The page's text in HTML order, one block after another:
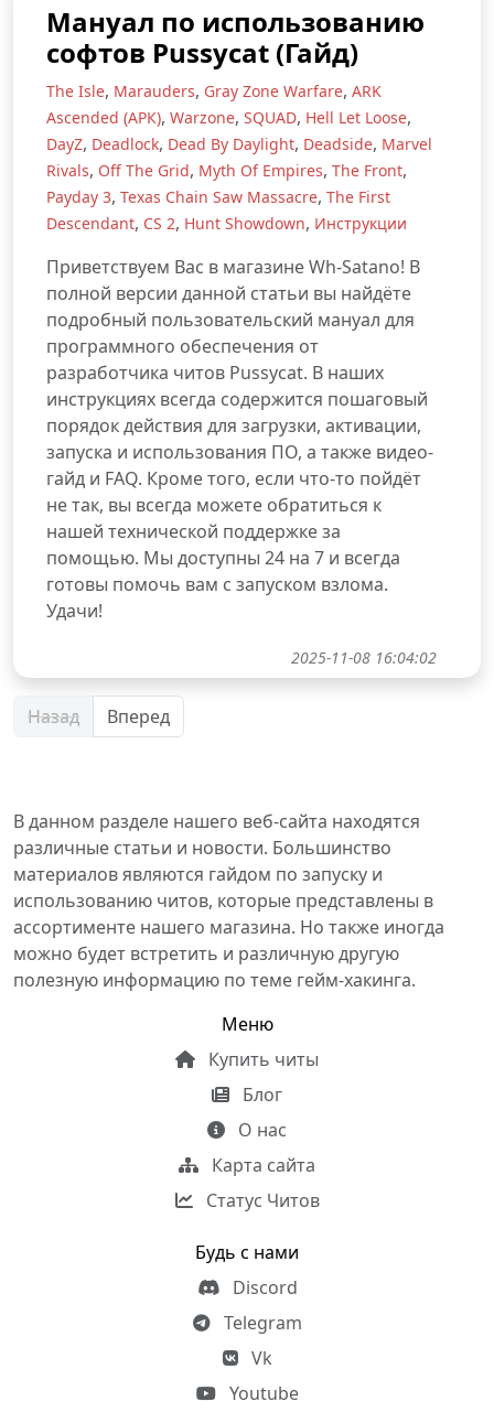
Мануал по использованию
софтов Pussycat (Гайд)
The Isle, Marauders, Gray Zone Warfare, ARK
Ascended (АРК), Warzone, SQUAD, Hell Let Loose,
DayZ, Deadlock, Dead By Daylight, Deadside, Marvel
Rivals, Off The Grid, Myth Of Empires, The Front,
Payday 3, Texas Chain Saw Massacre, The First
Descendant, CS 2, Hunt Showdown, Инструкции
Приветствуем Вас в магазине Wh-Satano! В
полной версии данной статьи вы найдёте
подробный пользовательский мануал для
программного обеспечения от
разработчика читов Pussycat. В наших
инструкциях всегда содержится пошаговый
порядок действия для загрузки, активации,
запуска и использования ПО, а также видео-
гайд и FAQ. Кроме того, если что-то пойдёт
не так, вы всегда можете обратиться к
нашей технической поддержке за
помощью. Мы доступны 24 на 7 и всегда
готовы помочь вам с запуском взлома.
Удачи!
2025-11-08 16:04:02
Назад Вперед
В данном разделе нашего веб-сайта находятся
различные статьи и новости. Большинство
материалов являются гайдом по запуску и
использованию читов, которые представлены в
ассортименте нашего магазина. Но также иногда
можно будет встретить и различную другую
полезную информацию по теме гейм-хакинга.
Меню
Купить читы
Блог
О нас
Карта сайта
Статус Читов
Будь с нами
Discord
Telegram
Vk
Youtube